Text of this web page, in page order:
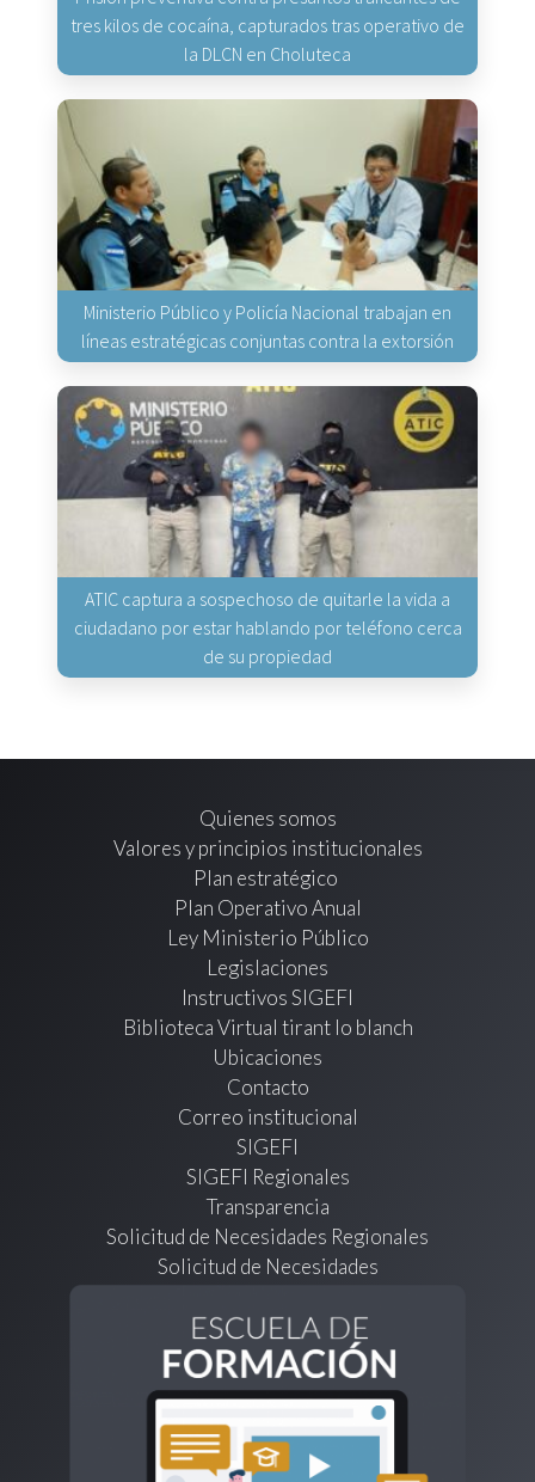
tres kilos de cocaína, capturados tras operativo de
la DLCN en Choluteca
Ministerio Público y Policía Nacional trabajan en
líneas estratégicas conjuntas contra la extorsión
ATIC captura a sospechoso de quitarle la vida a
ciudadano por estar hablando por teléfono cerca
de su propiedad
Quienes somos
Valores y principios institucionales
Plan estratégico
Plan Operativo Anual
Ley Ministerio Público
Legislaciones
Instructivos SIGEFI
Biblioteca Virtual tirant lo blanch
Ubicaciones
Contacto
Correo institucional
SIGEFI
SIGEFI Regionales
Transparencia
Solicitud de Necesidades Regionales
Solicitud de Necesidades